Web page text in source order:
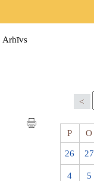
Arhīvs
<
P O
26 27
4 5